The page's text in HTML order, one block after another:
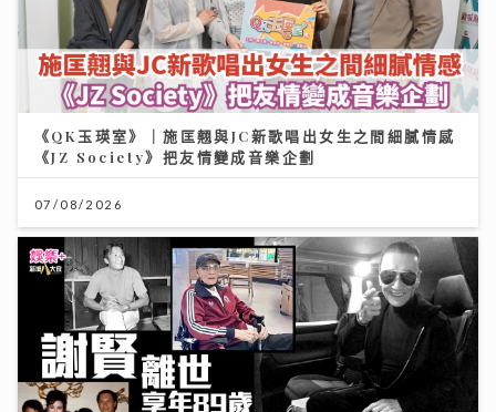
《QK玉瑛室》｜施匡翹與JC新歌唱出女生之間細膩情感
《JZ Society》把友情變成音樂企劃
07/08/2026